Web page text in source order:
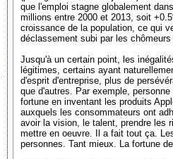
que l'emploi stagne globalement
millions entre 2000 et 2013, soit
croissance de la population, ce qui
déclassement subi par les
Jusqu'à un certain point, les
légitimes, certains ayant
d'esprit d'entreprise, plus de
que d'autres. Par exemple,
fortune en inventant les produits
auxquels les consommateurs ont
avoir la vision, le talent, prendre les
mettre en oeuvre. Il a fait tout ça.
personnes. Tant mieux. La fortune